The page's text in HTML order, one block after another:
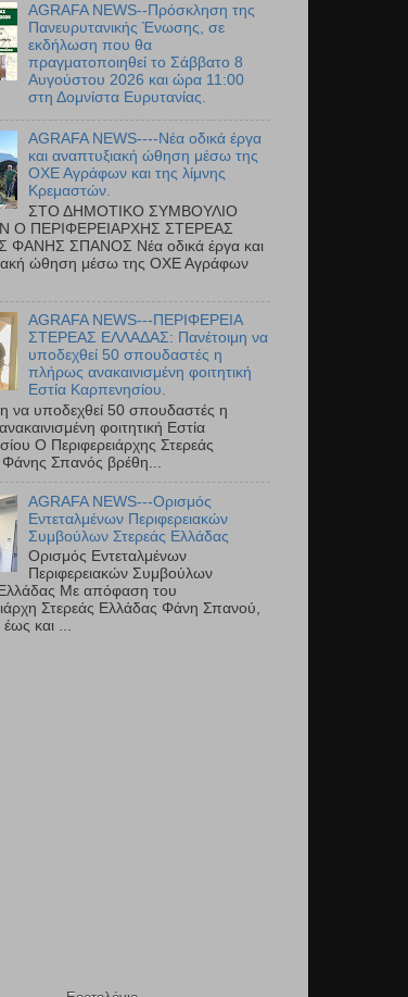
AGRAFA NEWS--Πρόσκληση της
Πανευρυτανικής Ένωσης, σε
εκδήλωση που θα
πραγματοποιηθεί το Σάββατο 8
Αυγούστου 2026 και ώρα 11:00
στη Δομνίστα Ευρυτανίας.
AGRAFA NEWS----Νέα οδικά έργα
και αναπτυξιακή ώθηση μέσω της
ΟΧΕ Αγράφων και της λίμνης
Κρεμαστών.
ΣΤΟ ΔΗΜΟΤΙΚΟ ΣΥΜΒΟΥΛΙΟ
Ο ΠΕΡΙΦΕΡΕΙΑΡΧΗΣ ΣΤΕΡΕΑΣ
ΦΑΝΗΣ ΣΠΑΝΟΣ Νέα οδικά έργα και
ώθηση μέσω της ΟΧΕ Αγράφων
AGRAFA NEWS---ΠΕΡΙΦΕΡΕΙΑ
ΣΤΕΡΕΑΣ ΕΛΛΑΔΑΣ: Πανέτοιμη να
υποδεχθεί 50 σπουδαστές η
πλήρως ανακαινισμένη φοιτητική
Εστία Καρπενησίου.
να υποδεχθεί 50 σπουδαστές η
φοιτητική Εστία
Ο Περιφερειάρχης Στερεάς
Σπανός βρέθη...
AGRAFA NEWS---Ορισμός
Εντεταλμένων Περιφερειακών
Συμβούλων Στερεάς Ελλάδας
Ορισμός Εντεταλμένων
Περιφερειακών Συμβούλων
Με απόφαση του
Στερεάς Ελλάδας Φάνη Σπανού,
έως και ...